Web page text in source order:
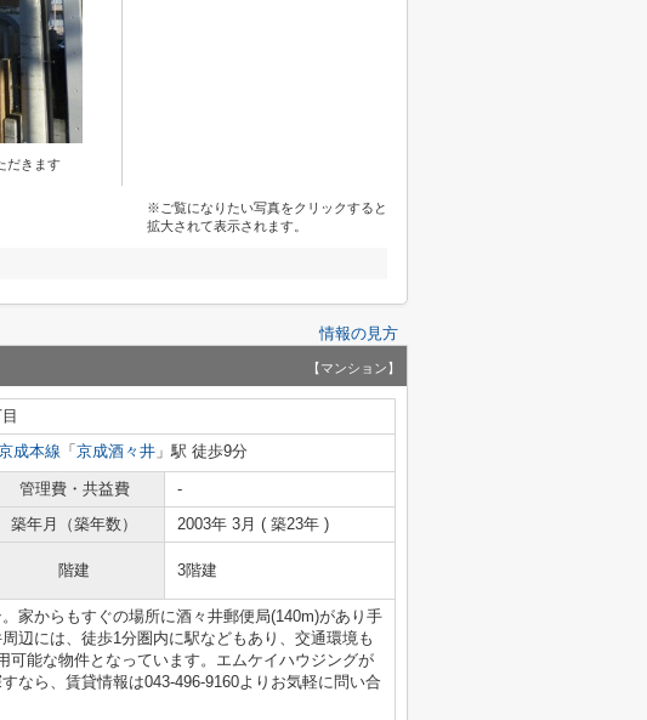
だきます
※ご覧になりたい写真をクリックすると
拡大されて表示されます。
情報の見方
【マンション】
成本線 「 京成酒々井 」駅 徒歩9分
管理費・共益費
-
築年月（築年数） 2003年 3月 ( 築23年 )
階建 3階建
家からもすぐの場所に酒々井郵便局(140m)があり手
辺には、徒歩1分圏内に駅などもあり、交通環境も
可能な物件となっています。エムケイハウジングが
なら、賃貸情報は043-496-9160よりお気軽に問い合